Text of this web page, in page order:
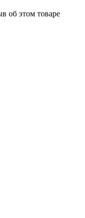
об этом товаре